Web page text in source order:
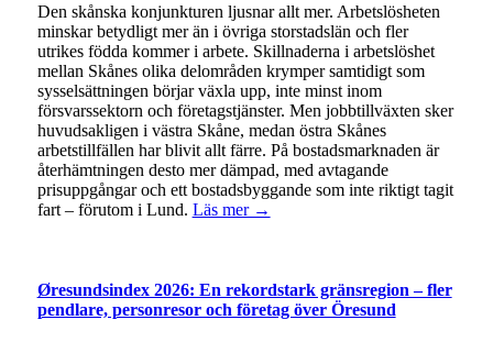
Den skånska konjunkturen ljusnar allt mer. Arbetslösheten
minskar betydligt mer än i övriga storstadslän och fler
utrikes födda kommer i arbete. Skillnaderna i arbetslöshet
mellan Skånes olika delområden krymper samtidigt som
sysselsättningen börjar växla upp, inte minst inom
försvarssektorn och företagstjänster. Men jobbtillväxten sker
huvudsakligen i västra Skåne, medan östra Skånes
arbetstillfällen har blivit allt färre. På bostadsmarknaden är
återhämtningen desto mer dämpad, med avtagande
prisuppgångar och ett bostadsbyggande som inte riktigt tagit
fart – förutom i Lund. Läs mer →
Øresundsindex 2026: En rekordstark gränsregion – fler
pendlare, personresor och företag över Öresund